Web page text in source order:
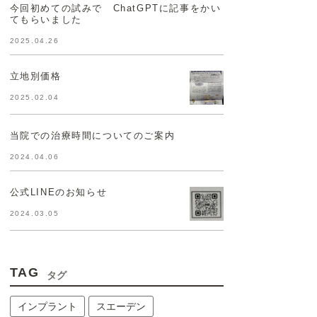
今回初めての試みで ChatGPTに記事をかい
てもらいました
2025.04.26
立地別価格
2025.02.04
当院での治療時間についてのご案内
2024.04.06
公式LINEのお知らせ
2024.03.05
TAG タグ
インプラント スエーデン